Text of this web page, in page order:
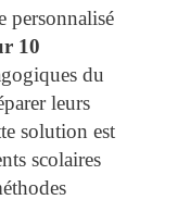
personnalisé
10
du
leurs
solution est
scolaires